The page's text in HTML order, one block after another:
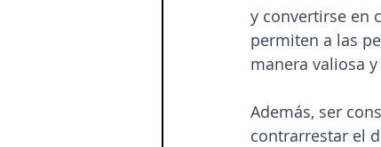
y convertirse en
permiten a las
manera valiosa
Además, ser
contrarrestar el